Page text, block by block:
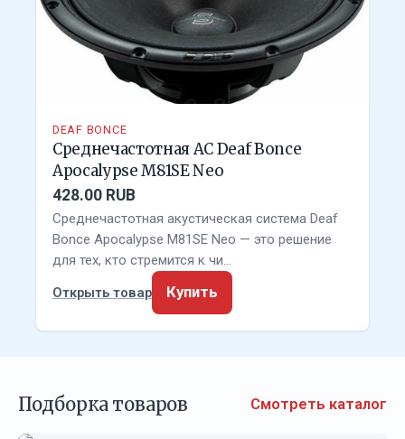
DEAF BONCE
Среднечастотная АС Deaf Bonce
Apocalypse M81SE Neo
428.00 RUB
Среднечастотная акустическая система Deaf
Bonce Apocalypse M81SE Neo — это решение
для тех, кто стремится к чи…
Открыть товар
Купить
Подборка товаров Смотреть каталог